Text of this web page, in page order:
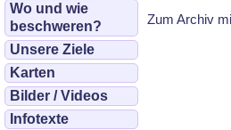
Wo und wie
beschweren?
Unsere Ziele
Karten
Bilder / Videos
Infotexte
Zum Archiv